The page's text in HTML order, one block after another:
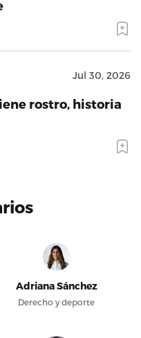
Jul 30, 2026
rostro, historia
Adriana Sánchez
Derecho y deporte